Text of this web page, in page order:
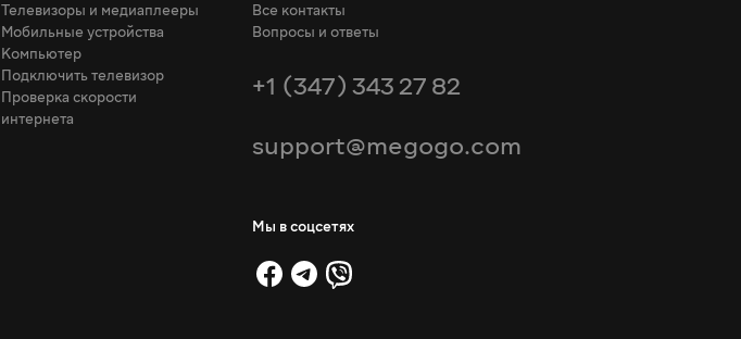
Телевизоры и медиаплееры
Мобильные устройства
Компьютер
Подключить телевизор
Проверка скорости
интернета
Все контакты
Вопросы и ответы
+1 (347) 343 27 82
support@megogo.com
Мы в соцсетях